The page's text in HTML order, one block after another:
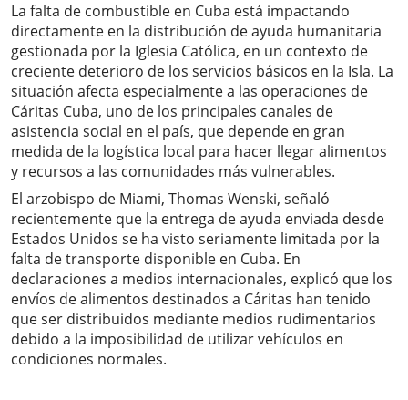
La falta de combustible en Cuba está impactando
directamente en la distribución de ayuda humanitaria
gestionada por la Iglesia Católica, en un contexto de
creciente deterioro de los servicios básicos en la Isla. La
situación afecta especialmente a las operaciones de
Cáritas Cuba, uno de los principales canales de
asistencia social en el país, que depende en gran
medida de la logística local para hacer llegar alimentos
y recursos a las comunidades más vulnerables.
El arzobispo de Miami, Thomas Wenski, señaló
recientemente que la entrega de ayuda enviada desde
Estados Unidos se ha visto seriamente limitada por la
falta de transporte disponible en Cuba. En
declaraciones a medios internacionales, explicó que los
envíos de alimentos destinados a Cáritas han tenido
que ser distribuidos mediante medios rudimentarios
debido a la imposibilidad de utilizar vehículos en
condiciones normales.